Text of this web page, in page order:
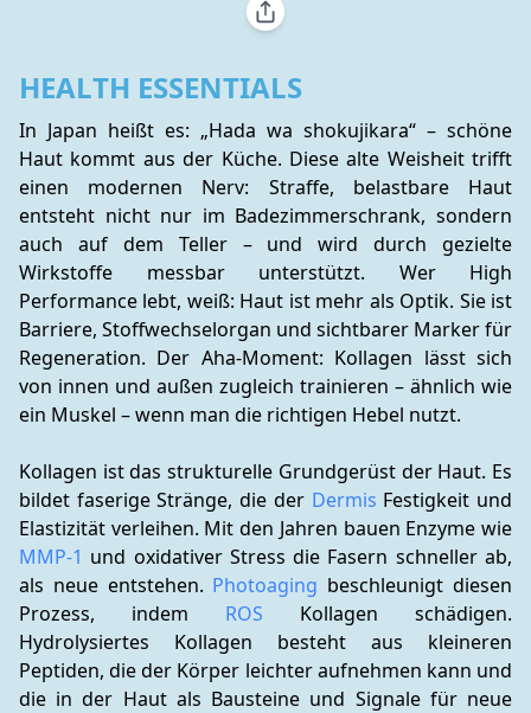
HEALTH ESSENTIALS
In Japan heißt es: „Hada wa shokujikara“ – schöne
Haut kommt aus der Küche. Diese alte Weisheit trifft
einen modernen Nerv: Straffe, belastbare Haut
entsteht nicht nur im Badezimmerschrank, sondern
auch auf dem Teller – und wird durch gezielte
Wirkstoffe messbar unterstützt. Wer High
Performance lebt, weiß: Haut ist mehr als Optik. Sie ist
Barriere, Stoffwechselorgan und sichtbarer Marker für
Regeneration. Der Aha-Moment: Kollagen lässt sich
von innen und außen zugleich trainieren – ähnlich wie
ein Muskel – wenn man die richtigen Hebel nutzt.
Kollagen ist das strukturelle Grundgerüst der Haut. Es
bildet faserige Stränge, die der Dermis Festigkeit und
MMP-1 und oxidativer Stress die Fasern schneller ab,
als neue entstehen. Photoaging beschleunigt diesen
Prozess, indem ROS Kollagen schädigen.
Hydrolysiertes Kollagen besteht aus kleineren
Peptiden, die der Körper leichter aufnehmen kann und
die in der Haut als Bausteine und Signale für neue